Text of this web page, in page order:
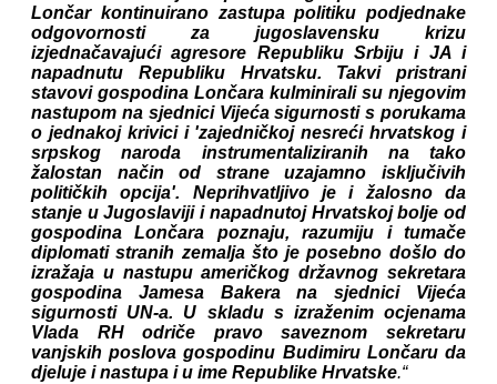
Lončar kontinuirano zastupa politiku podjednake
odgovornosti za jugoslavensku krizu
izjednačavajući agresore Republiku Srbiju i JA i
napadnutu Republiku Hrvatsku. Takvi pristrani
stavovi gospodina Lončara kulminirali su njegovim
nastupom na sjednici Vijeća sigurnosti s porukama
o jednakoj krivici i 'zajedničkoj nesreći hrvatskog i
srpskog naroda instrumentaliziranih na tako
žalostan način od strane uzajamno isključivih
političkih opcija'. Neprihvatljivo je i žalosno da
stanje u Jugoslaviji i napadnutoj Hrvatskoj bolje od
gospodina Lončara poznaju, razumiju i tumače
diplomati stranih zemalja što je posebno došlo do
izražaja u nastupu američkog državnog sekretara
gospodina Jamesa Bakera na sjednici Vijeća
sigurnosti UN-a. U skladu s izraženim ocjenama
Vlada RH odriče pravo saveznom sekretaru
vanjskih poslova gospodinu Budimiru Lončaru da
djeluje i nastupa i u ime Republike Hrvatske.“